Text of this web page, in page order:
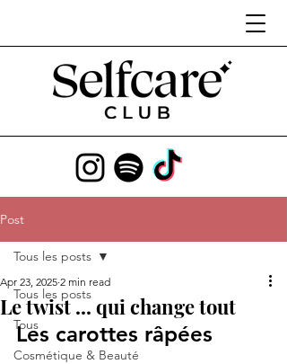
Post
Tous les posts
Tous
Cosmétique & Beauté
Tous les posts
Le twist ... qui change tout
Apr 23, 2025 2 min read
Les carottes râpées